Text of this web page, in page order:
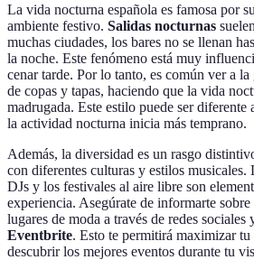
La vida nocturna española es famosa por
ambiente festivo. Salidas nocturnas
muchas ciudades, los bares no se llenan
la noche. Este fenómeno está muy
cenar tarde. Por lo tanto, es común ver a
de copas y tapas, haciendo que la vida
madrugada. Este estilo puede ser diferente
la actividad nocturna inicia más temprano.
Además, la diversidad es un rasgo
con diferentes culturas y estilos
DJs y los festivales al aire libre son
experiencia. Asegúrate de informarte
lugares de moda a través de redes
Eventbrite. Esto te permitirá maximizar
descubrir los mejores eventos durante tu